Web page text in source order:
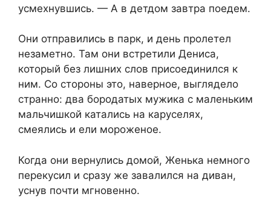
усмехнувшись. — А в детдом завтра поедем.
Они отправились в парк, и день пролетел
незаметно. Там они встретили Дениса,
который без лишних слов присоединился к
ним. Со стороны это, наверное, выглядело
странно: два бородатых мужика с маленьким
мальчишкой катались на каруселях,
смеялись и ели мороженое.
Когда они вернулись домой, Женька немного
перекусил и сразу же завалился на диван,
уснув почти мгновенно.